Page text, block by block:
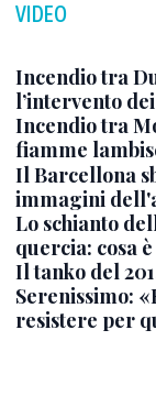
VIDEO
Incendio tra
l’intervento
Incendio tra
fiamme
Il Barcellona
immagini
Lo schianto
quercia: cosa
Il tanko del
Serenissimo:
resistere per